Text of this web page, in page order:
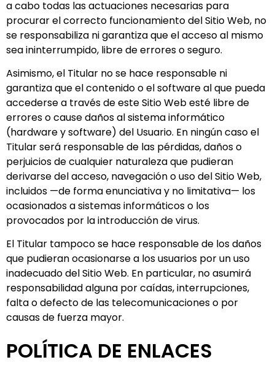
a cabo todas las actuaciones necesarias para
procurar el correcto funcionamiento del Sitio Web, no
se responsabiliza ni garantiza que el acceso al mismo
sea ininterrumpido, libre de errores o seguro.
Asimismo, el Titular no se hace responsable ni
garantiza que el contenido o el software al que pueda
accederse a través de este Sitio Web esté libre de
errores o cause daños al sistema informático
(hardware y software) del Usuario. En ningún caso el
Titular será responsable de las pérdidas, daños o
perjuicios de cualquier naturaleza que pudieran
derivarse del acceso, navegación o uso del Sitio Web,
incluidos —de forma enunciativa y no limitativa— los
ocasionados a sistemas informáticos o los
provocados por la introducción de virus.
El Titular tampoco se hace responsable de los daños
que pudieran ocasionarse a los usuarios por un uso
inadecuado del Sitio Web. En particular, no asumirá
responsabilidad alguna por caídas, interrupciones,
falta o defecto de las telecomunicaciones o por
causas de fuerza mayor.
POLÍTICA DE ENLACES